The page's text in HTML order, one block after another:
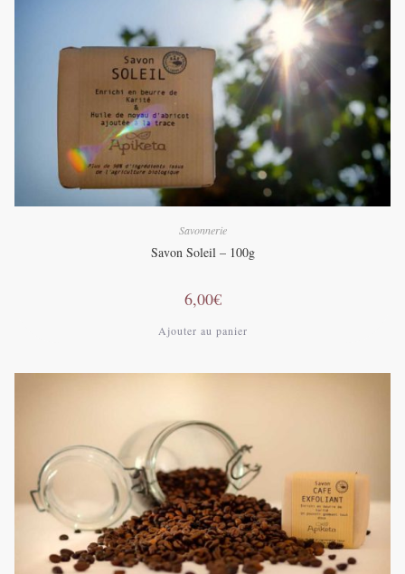
Savonnerie
Savon Soleil – 100g
6,00€
Ajouter au panier